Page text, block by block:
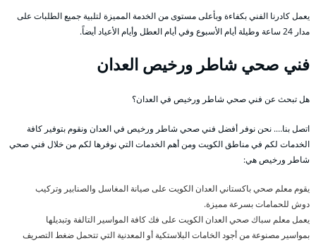
يعمل كادرنا الفني بكفاءة وبأعلى مستوى من الخدمة المميزة لتلبية جميع الطلبات على
مدار 24 ساعة وطيلة أيام الأسبوع وفي أيام العطل وأيام الأعياد أيضاً.
فني صحي شاطر ورخيص العدان
هل تبحث عن فني صحي شاطر ورخيص في العدان؟
اتصل بنا…. نحن نوفر أفضل فني صحي شاطر ورخيص في العدان ونقوم بتوفير كافة
الخدمات لكم في مناطق الكويت ومن أهم الخدمات التي نوفرها لكم من خلال فني صحي
شاطر ورخيص هي:
يقوم معلم صحي باكستاني العدان الكويت على صيانة المغاسل والصنابير وتركيب
دوش للحمامات بسرعة مميزة.
يعمل معلم سباك صحي العدان الكويت على فك كافة المواسير التالفة وتبديلها
بمواسير مصنوعة من أجود الخامات البلاستكية أو المعدنية التي تتحمل ضغط التصريف